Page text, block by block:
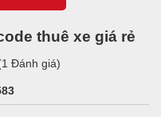
thuê xe giá rẻ
1 Đánh giá)